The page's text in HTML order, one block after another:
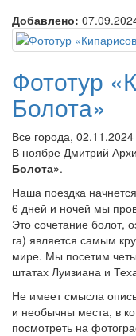
Добавлено:
Фототур
Болота»
Все города,
В ноябре Дмитрий
Болота».
Наша поездка
6 дней и ночей мы
Это сочетание болот,
га) является самым
мире. Мы посетим
штатах Луизиана и
Не имеет смысла
и необычны места, в
посмотреть на